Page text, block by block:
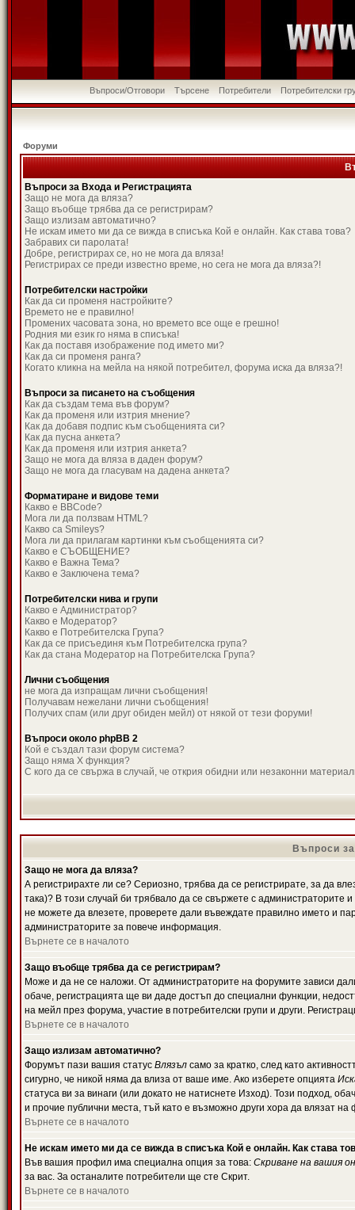
Въпроси/Отговори Търсене Потребители Потребителски
Форуми
Въпроси за Входа и Регистрацията
Защо не мога да вляза?
Защо въобще трябва да се регистрирам?
Защо излизам автоматично?
Не искам името ми да се вижда в списъка Кой е онлайн. Как става това?
Забравих си паролата!
Добре, регистрирах се, но не мога да вляза!
Регистрирах се преди известно време, но сега не мога да вляза?!
Потребителски настройки
Как да си променя настройките?
Времето не е правилно!
Промених часовата зона, но времето все още е грешно!
Родния ми език го няма в списъка!
Как да поставя изображение под името ми?
Как да си променя ранга?
Когато кликна на мейла на някой потребител, форума иска да вляза?!
Въпроси за писането на съобщения
Как да създам тема във форум?
Как да променя или изтрия мнение?
Как да добавя подпис към съобщенията си?
Как да пусна анкета?
Как да променя или изтрия анкета?
Защо не мога да вляза в даден форум?
Защо не мога да гласувам на дадена анкета?
Форматиране и видове теми
Какво е BBCode?
Мога ли да ползвам HTML?
Какво са Smileys?
Мога ли да прилагам картинки към съобщенията си?
Какво е СЪОБЩЕНИЕ?
Какво е Важна Тема?
Какво е Заключена тема?
Потребителски нива и групи
Какво е Администратор?
Какво е Модератор?
Какво е Потребителска Група?
Как да се присъединя към Потребителска група?
Как да стана Модератор на Потребителска Група?
Лични съобщения
не мога да изпращам лични съобщения!
Получавам нежелани лични съобщения!
Получих спам (или друг обиден мейл) от някой от тези форуми!
Въпроси около phpBB 2
Кой е създал тази форум система?
Защо няма X функция?
С кого да се свържа в случай, че открия обидни или незаконни
Въпроси
Защо не мога да вляза?
А регистрирахте ли се? Сериозно, трябва да се регистрирате, за да
така)? В този случай би трябвало да се свържете с администраторите
не можете да влезете, проверете дали въвеждате правилно името и
администраторите за повече информация.
Върнете се в началото
Защо въобще трябва да се регистрирам?
Може и да не се наложи. От администраторите на форумите зависи
обаче, регистрацията ще ви даде достъп до специални функции,
на мейл през форума, участие в потребителски групи и други.
Върнете се в началото
Защо излизам автоматично?
Форумът пази вашия статус Влязъл само за кратко, след като
сигурно, че никой няма да влиза от ваше име. Ако изберете опцията
статуса ви за винаги (или докато не натиснете Изход). Този подход,
и прочие публични места, тъй като е възможно други хора да влязат
Върнете се в началото
Не искам името ми да се вижда в списъка Кой е онлайн. Как става
Във вашия профил има специална опция за това: Скриване на вашия
за вас. За останалите потребители ще сте Скрит.
Върнете се в началото